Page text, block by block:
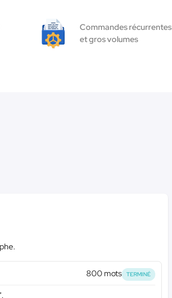
Commandes récurrentes
et gros volumes
800 mots TERMINÉ